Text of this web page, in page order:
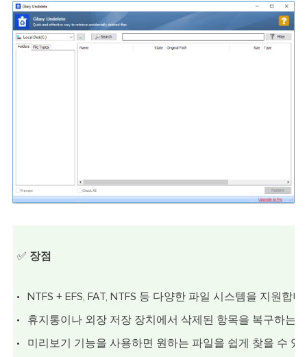
✅ 장점
NTFS + EFS, FAT, NTFS 등 다양한 파일 시스템을 지원합니
휴지통이나 외장 저장 장치에서 삭제된 항목을 복구하는
미리보기 기능을 사용하면 원하는 파일을 쉽게 찾을 수 있